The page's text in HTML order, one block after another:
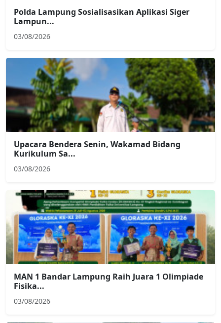
Polda Lampung Sosialisasikan Aplikasi Siger
Lampun...
03/08/2026
Upacara Bendera Senin, Wakamad Bidang
Kurikulum Sa...
03/08/2026
MAN 1 Bandar Lampung Raih Juara 1 Olimpiade
Fisika...
03/08/2026